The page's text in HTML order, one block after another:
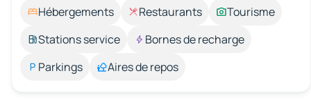
Hébergements Restaurants
Tourisme
Stations service
Bornes de recharge
Parkings
Aires de repos